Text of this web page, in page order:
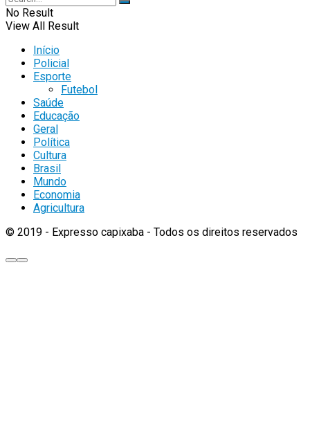
No Result
View All Result
Início
Policial
Esporte
Futebol
Saúde
Educação
Geral
Política
Cultura
Brasil
Mundo
Economia
Agricultura
© 2019 - Expresso capixaba - Todos os direitos reservados